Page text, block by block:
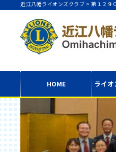
近江八幡ライオンズクラブ >第１２９
HOME ライ